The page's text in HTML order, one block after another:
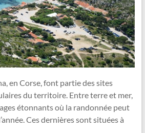
en Corse, font partie des sites
du territoire. Entre terre et mer,
étonnants où la randonnée peut
Ces dernières sont situées à